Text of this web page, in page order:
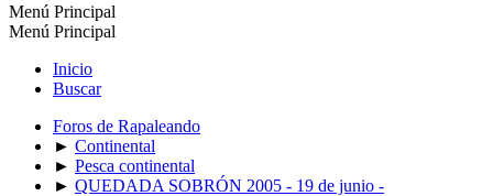
Menú Principal
Menú Principal
Inicio
Buscar
Foros de Rapaleando
► Continental
► Pesca continental
► QUEDADA SOBRÓN 2005 - 19 de junio -